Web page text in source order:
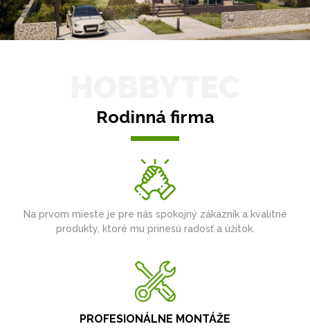
Rodinná firma
Na prvom mieste je pre nás spokojný zákazník a kvalitné
produkty, ktoré mu prinesú radosť a úžitok.
PROFESIONÁLNE MONTÁŽE